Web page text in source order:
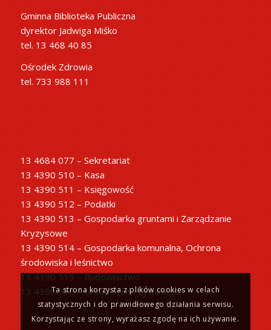
Gminna Biblioteka Publiczna
dyrektor Jadwiga Miśko
tel. 13 468 40 85
Ośrodek Zdrowia
tel. 733 988 111
13 4684 077 – Sekretariat
13 4390 510 – Kasa
13 4390 511 – Księgowość
13 4390 512 – Podatki
13 4390 513 – Gospodarka gruntami i Zarządzanie
Kryzysowe
13 4390 514 – Gospodarka komunalna, Ochrona
środowiska i leśnictwo
13 4390 515 – Budownictwo
13 4390 516 – Urząd Stanu Cywilnego
Ta strona korzysta z plików cookies w celach
statystycznych i do prawidłowego działania serwisu.
Korzystając ze strony, wyrażasz zgodę na ich używanie.